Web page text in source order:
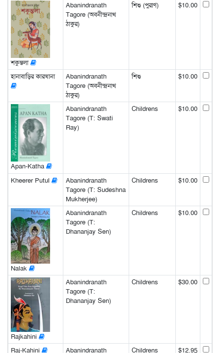
শকুন্তলা
Abanindranath
Tagore (অবনীন্দ্রনাথ
ঠাকুর)
শিশু (পুরাণ) $10.00
হানাবাড়ির কারখানা
Abanindranath
Tagore (অবনীন্দ্রনাথ
ঠাকুর)
শিশু $10.00
Apan-Katha
Abanindranath
Tagore (T: Swati
Ray)
Childrens $10.00
Kheerer Putul
Abanindranath
Tagore (T: Sudeshna
Mukherjee)
Childrens $10.00
Nalak
Abanindranath
Tagore (T:
Dhananjay Sen)
Childrens $10.00
Rajkahini
Abanindranath
Tagore (T:
Dhananjay Sen)
Childrens $30.00
Raj-Kahini
Abanindranath
Childrens
$12.95